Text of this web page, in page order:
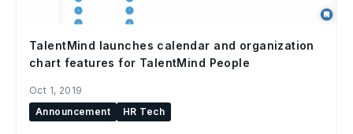
TalentMind launches calendar and organization
chart features for TalentMind People
Oct 1, 2019
Announcement
HR Tech